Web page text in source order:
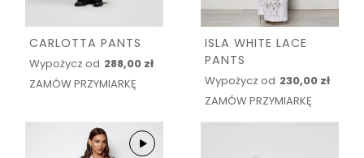
CARLOTTA PANTS
Wypożycz od 288,00 zł
ZAMÓW PRZYMIARKĘ
ISLA WHITE LACE
PANTS
Wypożycz od 230,00 zł
ZAMÓW PRZYMIARKĘ